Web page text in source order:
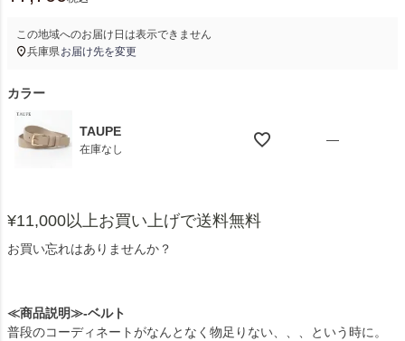
この地域へのお届け日は表示できません
兵庫県お届け先を変更
カラー
TAUPE
在庫なし
—
¥11,000以上お買い上げで送料無料
お買い忘れはありませんか？
≪商品説明≫-ベルト
普段のコーディネートがなんとなく物足りない、、、という時に。